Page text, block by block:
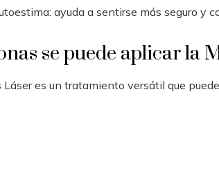
ayuda a sentirse más seguro y
se puede aplicar la
es un tratamiento versátil que